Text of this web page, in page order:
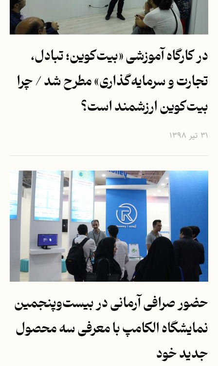
در کارگاه آموزشی «بیت‌کوین؛ تبادل،
تجارت و سرمایه‌گذاری» مطرح شد / چرا
بیت‌کوین ارزشمند است؟
۳۱ تیر ۱۳۹۸
حضور صرافی آرمانی در بیست‌وپنجمین
نمایشگاه الکامپ با معرفی سه محصول
جدید خود